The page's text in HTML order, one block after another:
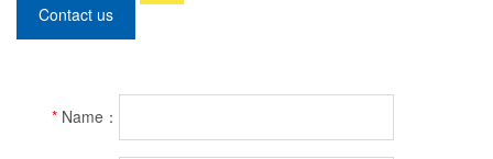
Contact us
* Name：